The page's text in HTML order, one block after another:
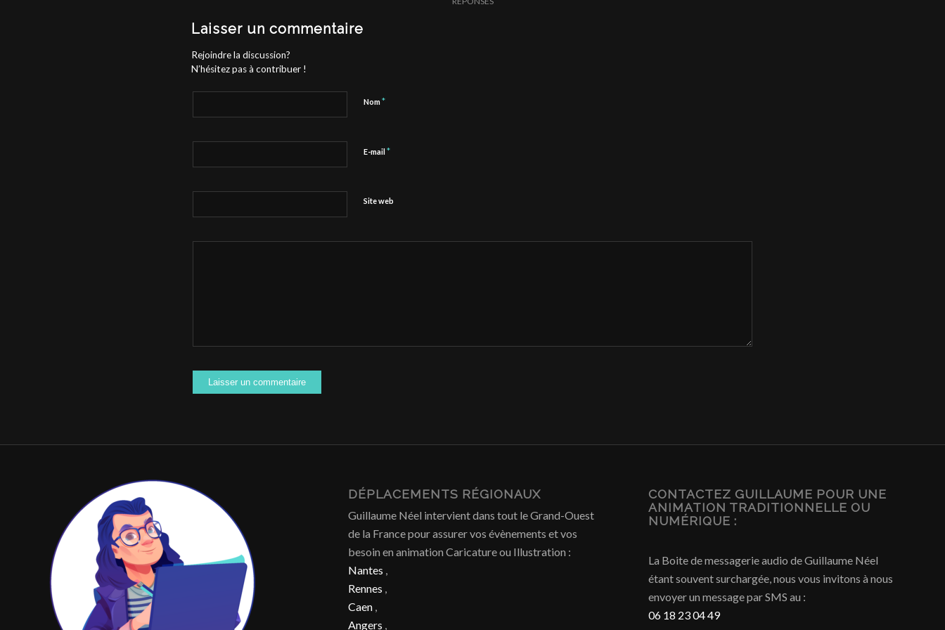
Laisser un commentaire
Rejoindre la discussion?
N’hésitez pas à contribuer !
Nom*
E-mail *
Site web
DÉPLACEMENTS RÉGIONAUX
Guillaume Néel intervient dans tout le Grand-Ouest
de la France pour assurer vos évènements et vos
besoin en animation Caricature ou Illustration :
Nantes ,
Rennes ,
Caen,
Angers ,
CONTACTEZ GUILLAUME POUR UNE
ANIMATION TRADITIONNELLE OU
NUMÉRIQUE :
La Boite de messagerie audio de Guillaume Néel
étant souvent surchargée, nous vous invitons à nous
envoyer un message par SMS au :
06 18 23 04 49